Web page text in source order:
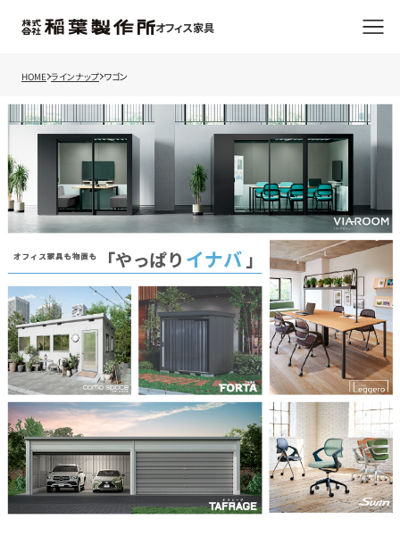
オフィス家具
HOME ラインナップ ワゴン